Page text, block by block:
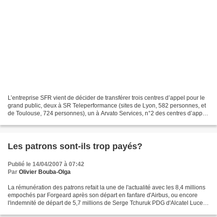
L’entreprise SFR vient de décider de transférer trois centres d’appel pour le
grand public, deux à SR Teleperformance (sites de Lyon, 582 personnes, et
de Toulouse, 724 personnes), un à Arvato Services, n°2 des centres d’appel
Les patrons sont-ils trop payés?
Publié le 14/04/2007 à 07:42
Par Olivier Bouba-Olga
La rémunération des patrons refait la une de l'actualité avec les 8,4 millions
empochés par Forgeard après son départ en fanfare d'Airbus, ou encore
l'indemnité de départ de 5,7 millions de Serge Tchuruk PDG d'Alcatel Lucent.